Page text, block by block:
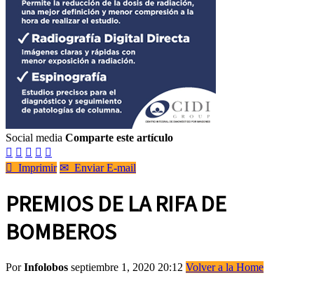
Social media Comparte este artículo
    
 Imprimir ✉ Enviar E-mail
PREMIOS DE LA RIFA DE
BOMBEROS
PorInfolobos septiembre 1, 2020 20:12 Volver a la Home